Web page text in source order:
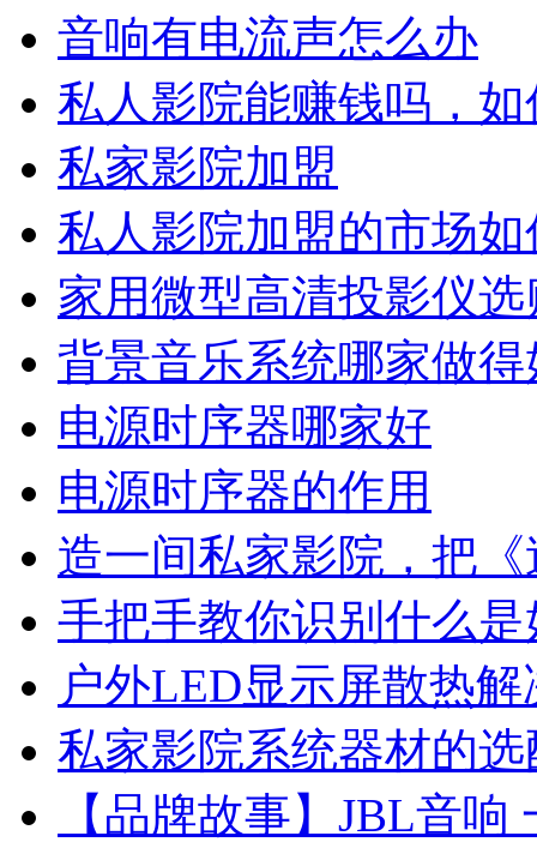
音响有电流声怎么办
私人影院能赚钱吗，
私家影院加盟
私人影院加盟的市场如
家用微型高清投影仪
背景音乐系统哪家做得
电源时序器哪家好
电源时序器的作用
造一间私家影院，把
手把手教你识别什么
户外LED显示屏散热
私家影院系统器材的
【品牌故事】JBL音